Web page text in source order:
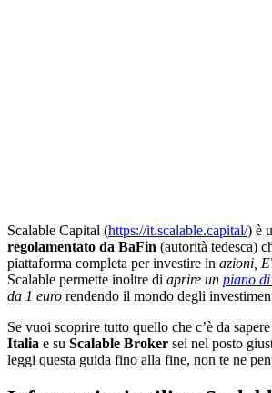
Scalable Capital (https://it.scalable.capital/) è
regolamentato da BaFin (autorità tedesca)
piattaforma completa per investire in azioni,
Scalable permette inoltre di aprire un piano
da 1 euro rendendo il mondo degli
Se vuoi scoprire tutto quello che c’è da sapere
Italia e su Scalable Broker sei nel posto
leggi questa guida fino alla fine, non te ne